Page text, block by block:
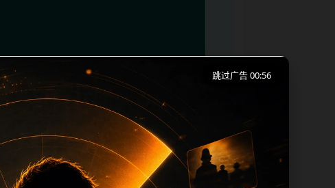
跳过广告 00:56